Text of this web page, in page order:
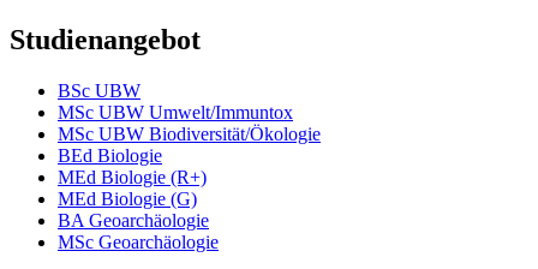
Studienangebot
BSc UBW
MSc UBW Umwelt/Immuntox
MSc UBW Biodiversität/Ökologie
BEd Biologie
MEd Biologie (R+)
MEd Biologie (G)
BA Geoarchäologie
MSc Geoarchäologie